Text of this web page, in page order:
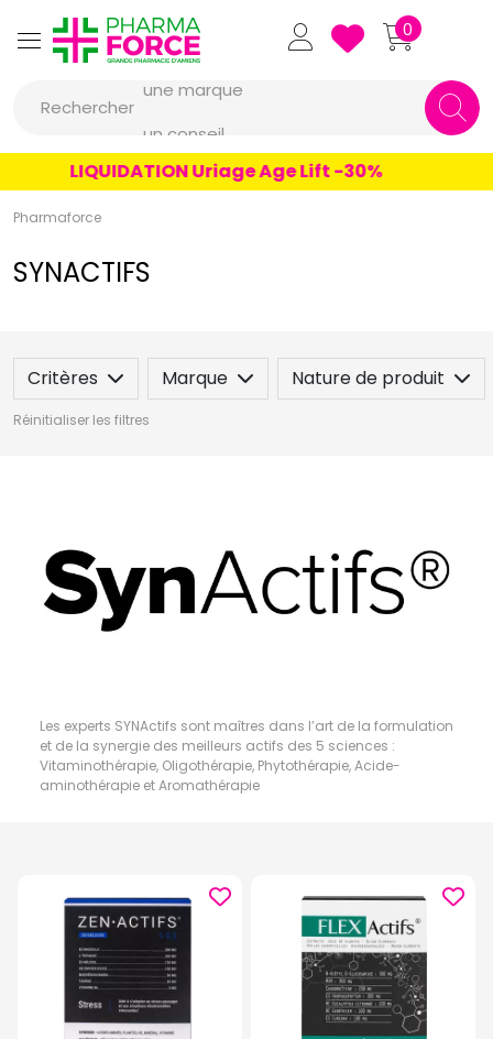
Pharmaforce Grande Pharmacie
0
Rechercher
une marque
un conseil
un produit
une marque
LIQUIDATION Uriage Age Lift -30%
Pharmaforce
SYNACTIFS
Critères Marque Nature de produit
Réinitialiser les filtres
Les experts SYNActifs sont maîtres dans l’art de la formulation
et de la synergie des meilleurs actifs des 5 sciences :
Vitaminothérapie, Oligothérapie, Phytothérapie, Acide-
aminothérapie et Aromathérapie